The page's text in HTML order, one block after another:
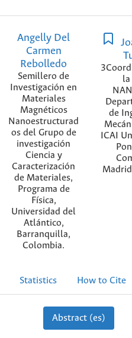
Angelly Del
Carmen
Rebolledo
Semillero de
Investigación en
Materiales
Magnéticos
Nanoestructurad
os del Grupo de
investigación
Ciencia y
Caracterización
de Materiales,
Programa de
Física,
Universidad del
Atlántico,
Barranquilla,
Colombia.
la
de
ICAI
Statistics How to Cite
Abstract (es)